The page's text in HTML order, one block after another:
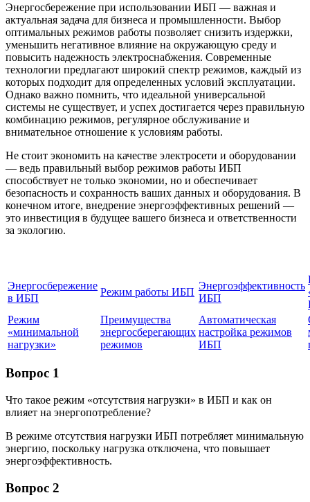
Энергосбережение при использовании ИБП — важная и
актуальная задача для бизнеса и промышленности. Выбор
оптимальных режимов работы позволяет снизить издержки,
уменьшить негативное влияние на окружающую среду и
повысить надежность электроснабжения. Современные
технологии предлагают широкий спектр режимов, каждый из
которых подходит для определенных условий эксплуатации.
Однако важно помнить, что идеальной универсальной
системы не существует, и успех достигается через правильную
комбинацию режимов, регулярное обслуживание и
внимательное отношение к условиям работы.
Не стоит экономить на качестве электросети и оборудовании
— ведь правильный выбор режимов работы ИБП
способствует не только экономии, но и обеспечивает
безопасность и сохранность ваших данных и оборудования. В
конечном итоге, внедрение энергоэффективных решений —
это инвестиция в будущее вашего бизнеса и ответственности
за экологию.
Энергосбережение
в ИБП
Режим работы ИБП
Энергоэффективность
ИБП
Режим
«минимальной
нагрузки»
Преимущества
энергосберегающих
режимов
Автоматическая
настройка режимов
ИБП
Вопрос 1
Что такое режим «отсутствия нагрузки» в ИБП и как он
влияет на энергопотребление?
В режиме отсутствия нагрузки ИБП потребляет минимальную
энергию, поскольку нагрузка отключена, что повышает
энергоэффективность.
Вопрос 2